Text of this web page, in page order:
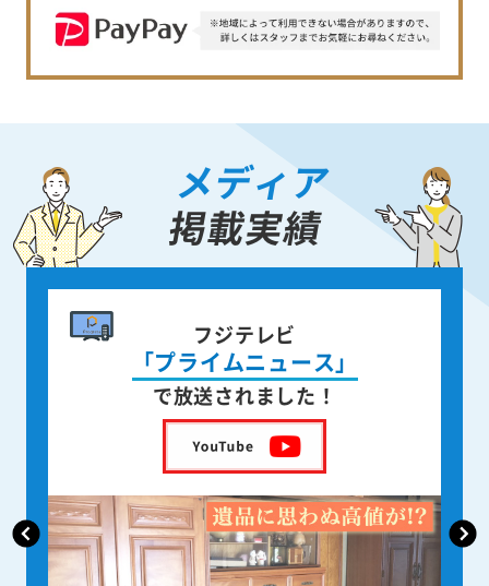
メディア
掲載実績
書籍出版
身近な人が
亡くなった後の遺品整理
を出版しました！